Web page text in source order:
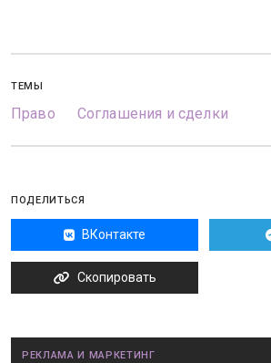
ТЕМЫ
Право Соглашения и сделки
ПОДЕЛИТЬСЯ
ВКонтакте
Скопировать
РЕКЛАМА И МАРКЕТИНГ